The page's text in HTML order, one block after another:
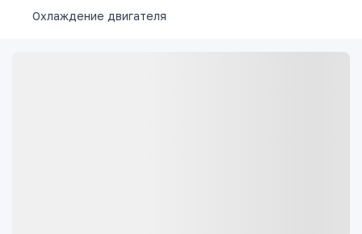
Охлаждение двигателя